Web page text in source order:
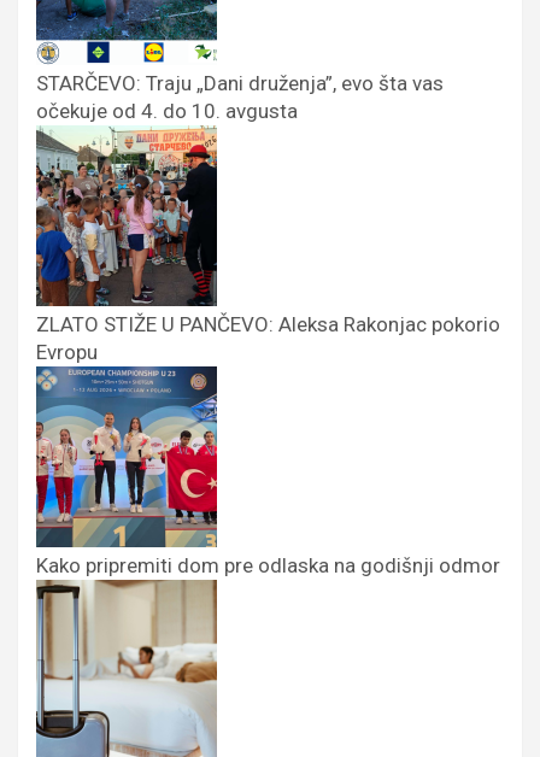
STARČEVO: Traju „Dani druženja”, evo šta vas
očekuje od 4. do 10. avgusta
ZLATO STIŽE U PANČEVO: Aleksa Rakonjac pokorio
Evropu
Kako pripremiti dom pre odlaska na godišnji odmor